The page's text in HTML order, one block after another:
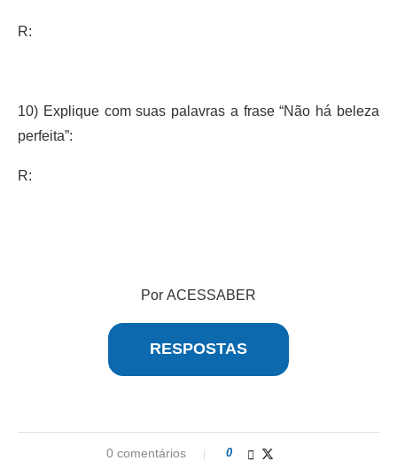
R:
10) Explique com suas palavras a frase “Não há beleza
perfeita”:
R:
Por ACESSABER
RESPOSTAS
0 comentários 0